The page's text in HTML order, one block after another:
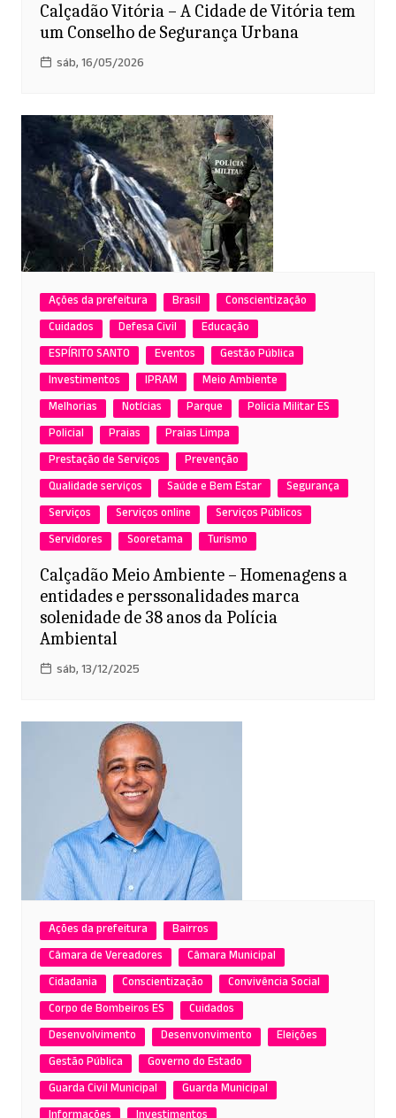
Calçadão Vitória – A Cidade de Vitória tem
um Conselho de Segurança Urbana
sáb, 16/05/2026
Ações da prefeitura Brasil
Conscientização
Cuidados
Defesa Civil
Educação
ESPÍRITO SANTO
Eventos
Gestão Pública
Investimentos
IPRAM
Meio Ambiente
Melhorias
Notícias Parque
Policia Militar ES
Policial
Praias
Praias Limpa
Prestação de Serviços
Prevenção
Qualidade serviços
Saúde e Bem Estar
Segurança
Serviços
Serviços online
Serviços Públicos
Servidores
Sooretama Turismo
Calçadão Meio Ambiente – Homenagens a
entidades e perssonalidades marca
solenidade de 38 anos da Polícia
Ambiental
sáb, 13/12/2025
Ações da prefeitura
Bairros
Câmara de Vereadores
Câmara Municipal
Cidadania
Conscientização
Convivência Social
Corpo de Bombeiros ES
Cuidados
Desenvolvimento
Desenvonvimento
Eleições
Gestão Pública
Governo do Estado
Guarda Civil Municipal
Guarda Municipal